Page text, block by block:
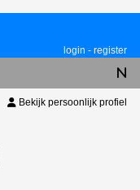
login - register
Bekijk persoonlijk profiel